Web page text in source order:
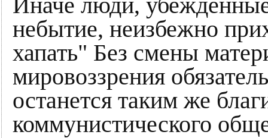
Иначе люди,
небытие, неизбежно
хапать" Без смены
мировоззрения
останется таким же
коммунистического